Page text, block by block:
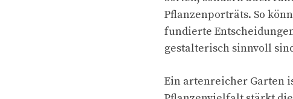
Pflanzenporträts. So
fundierte
gestalterisch sinnvoll
Ein artenreicher Garten